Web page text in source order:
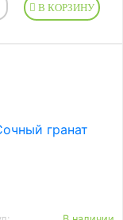
В КОРЗИНУ